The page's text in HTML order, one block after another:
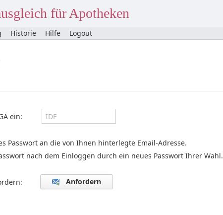
für Apotheken
Historie Hilfe Logout
ein:
Passwort an die von Ihnen hinterlegte Email-Adresse.
nach dem Einloggen durch ein neues Passwort Ihrer Wahl.
Anfordern